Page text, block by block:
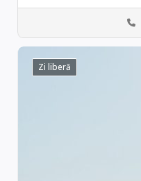
Zi liberă